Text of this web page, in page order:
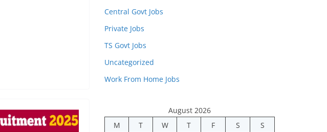
Central Govt Jobs
Private Jobs
TS Govt Jobs
Uncategorized
Work From Home Jobs
August 2026
M
T W T F S
S